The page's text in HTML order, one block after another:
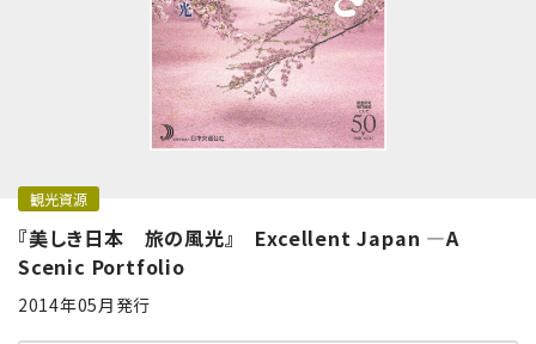
観光資源
『美しき日本 旅の風光』 Excellent Japan ―A
Scenic Portfolio
2014年05月発行